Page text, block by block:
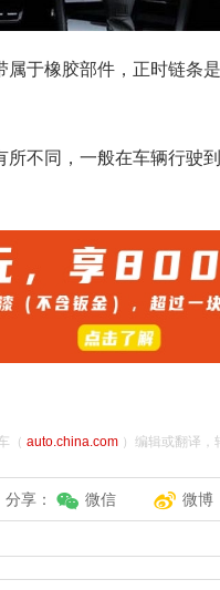
属于橡胶部件，正时链条
不同，一般在车辆行驶
（ auto.china.com）编辑或翻译，
分享： 微信 微博